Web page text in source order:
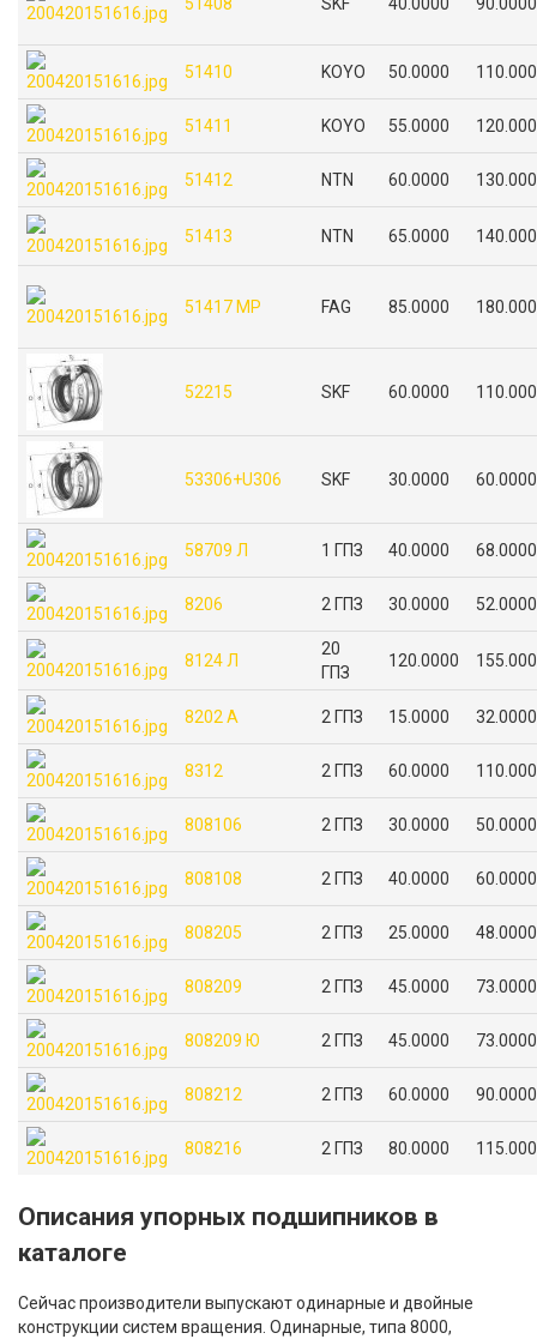
51410 KOYO 50.0000
51411 KOYO 55.0000
51412 NTN 60.0000
51413 NTN 65.0000
51417 MP FAG 85.0000
52215 SKF 60.0000
53306+U306 SKF 30.0000 60.0000
58709 Л 1 ГПЗ 40.0000 68.0000
8206 2 ГПЗ 30.0000 52.0000
8124 Л
20
ГПЗ
120.0000
8202 А 2 ГПЗ 15.0000 32.0000
8312 2 ГПЗ 60.0000
808106 2 ГПЗ 30.0000 50.0000
808108 2 ГПЗ 40.0000 60.0000
808205 2 ГПЗ 25.0000 48.0000
808209 2 ГПЗ 45.0000 73.0000
808209 Ю 2 ГПЗ 45.0000 73.0000
808212 2 ГПЗ 60.0000 90.0000
808216 2 ГПЗ 80.0000
Описания упорных подшипников в
каталоге
Сейчас производители выпускают одинарные и двойные
конструкции систем вращения. Одинарные, типа 8000,